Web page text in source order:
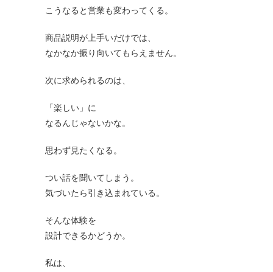
こうなると営業も変わってくる。
商品説明が上手いだけでは、
なかなか振り向いてもらえません。
次に求められるのは、
「楽しい」に
なるんじゃないかな。
思わず見たくなる。
つい話を聞いてしまう。
気づいたら引き込まれている。
そんな体験を
設計できるかどうか。
私は、